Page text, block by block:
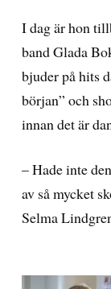
I dag är hon
band Glada
bjuder på hits
början” och
innan det är
– Hade inte
av så mycket
Selma